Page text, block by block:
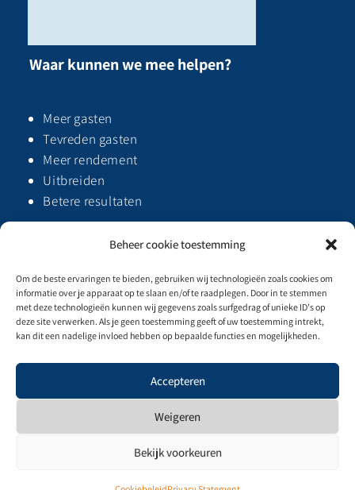
Beheer cookie toestemming
Om de beste ervaringen te bieden, gebruiken wij technologieën zoals cookies om
informatie over je apparaat op te slaan en/of te raadplegen. Door in te stemmen
met deze technologieën kunnen wij gegevens zoals surfgedrag of unieke ID's op
deze site verwerken. Als je geen toestemming geeft of uw toestemming intrekt,
kan dit een nadelige invloed hebben op bepaalde functies en mogelijkheden.
Accepteren
Weigeren
Bekijk voorkeuren
Waar kunnen we mee helpen?
Meer gasten
Tevreden gasten
Meer rendement
Uitbreiden
Betere resultaten
Privacybeleid & Algemene voorwaarden